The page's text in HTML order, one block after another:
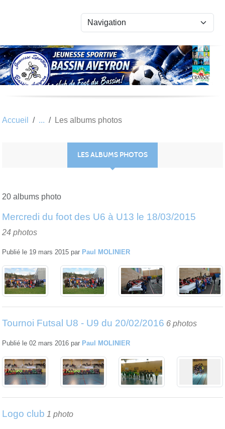
Accueil Les albums photos
LES ALBUMS PHOTOS
20 albums photo
Mercredi du foot des U6 à U13 le 18/03/2015
24 photos
Publié le 19 mars 2015 par Paul MOLINIER
Tournoi Futsal U8 - U9 du 20/02/2016 6 photos
Publié le 02 mars 2016 par Paul MOLINIER
Logo club 1 photo